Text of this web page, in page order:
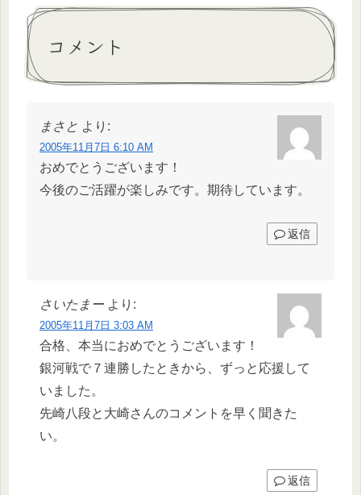
コメント
まさと より:
2005年11月7日 6:10 AM
おめでとうございます！
今後のご活躍が楽しみです。期待しています。
返信
さいたまー より:
2005年11月7日 3:03 AM
合格、本当におめでとうございます！
銀河戦で７連勝したときから、ずっと応援して
いました。
先崎八段と大崎さんのコメントを早く聞きた
い。
返信